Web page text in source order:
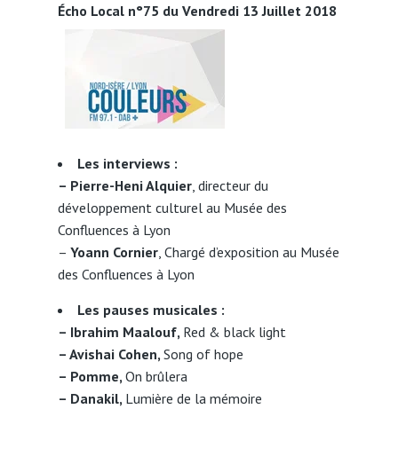
Écho Local n°75 du Vendredi 13 Juillet 2018
Les interviews :
– Pierre-Heni Alquier, directeur du
développement culturel au Musée des
Confluences à Lyon
– Yoann Cornier, Chargé d’exposition au Musée
des Confluences à Lyon
Les pauses musicales :
– Ibrahim Maalouf, Red & black light
– Avishai Cohen, Song of hope
– Pomme, On brûlera
– Danakil, Lumière de la mémoire